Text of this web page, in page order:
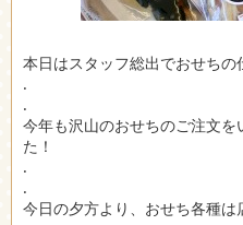
本日はスタッフ総出でおせちの
.
.
今年も沢山のおせちのご注文
た！
.
.
今日の夕方より、おせち各種は